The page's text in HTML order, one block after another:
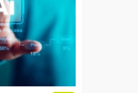
Sector
Logística.